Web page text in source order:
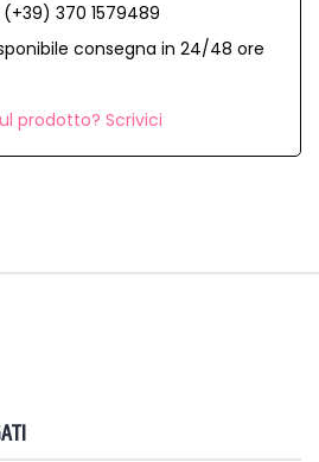
370 1579489
consegna in 24/48 ore
prodotto? Scrivici